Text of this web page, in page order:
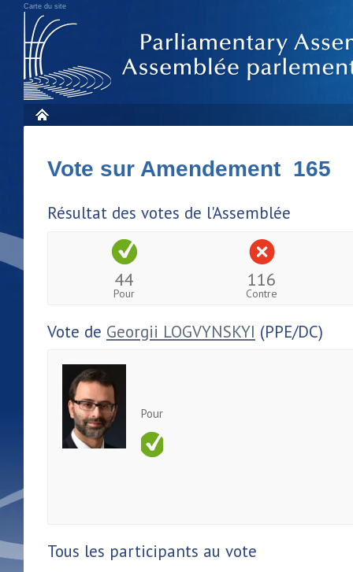
Carte du site
Vote sur Amendement 165
Résultat des votes de l'Assemblée
44
Pour
116
Contre
Vote de Georgii LOGVYNSKYI (PPE/DC)
Pour
Tous les participants au vote